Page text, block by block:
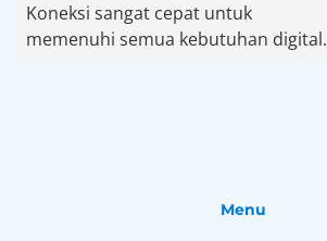
Koneksi sangat cepat untuk
memenuhi semua kebutuhan digital.
Menu